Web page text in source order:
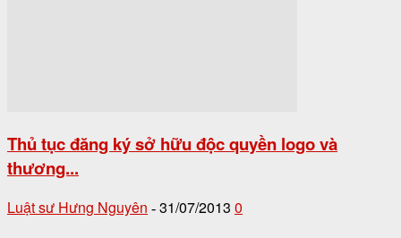
Thủ tục đăng ký sở hữu độc quyền logo và
thương...
Luật sư Hưng Nguyên - 31/07/2013 0